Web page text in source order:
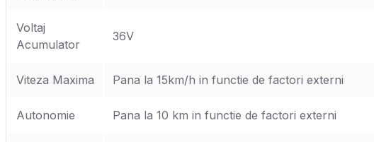
Voltaj
Acumulator
36V
Viteza Maxima Pana la 15km/h in functie de factori externi
Autonomie Pana la 10 km in functie de factori externi